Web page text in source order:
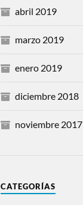
abril 2019
marzo 2019
enero 2019
diciembre 2018
noviembre 2017
CATEGORÍAS